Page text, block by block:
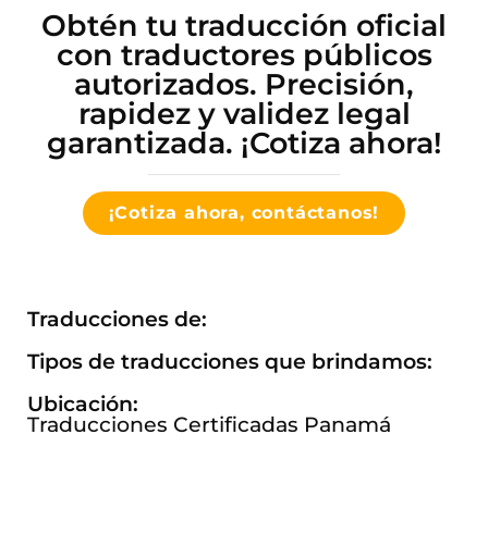
Obtén tu traducción oficial
con traductores públicos
autorizados. Precisión,
rapidez y validez legal
garantizada. ¡Cotiza ahora!
¡Cotiza ahora, contáctanos!
Traducciones de:
Tipos de traducciones que brindamos:
Ubicación:
Traducciones Certificadas Panamá